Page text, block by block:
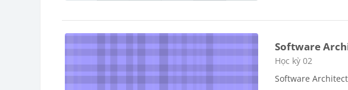
Software
Course category
Học kỳ 02
Software